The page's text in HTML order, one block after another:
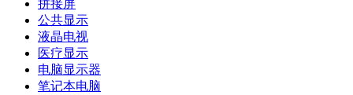
拼接屏
公共显示
液晶电视
医疗显示
电脑显示器
笔记本电脑